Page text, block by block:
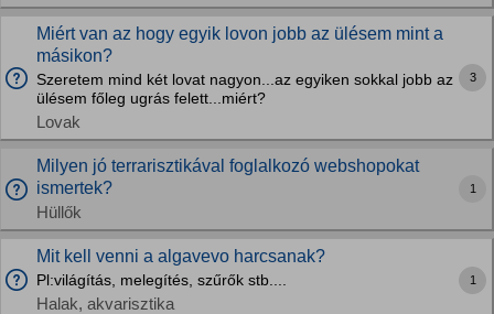
Miért van az hogy egyik lovon jobb az ülésem mint a
másikon?
Szeretem mind két lovat nagyon...az egyiken sokkal jobb az
ülésem főleg ugrás felett...miért?
Lovak
3
Milyen jó terrarisztikával foglalkozó webshopokat
ismertek?
Hüllők
1
Mit kell venni a algavevo harcsanak?
Pl:világítás, melegítés, szűrők stb....
Halak, akvarisztika
1